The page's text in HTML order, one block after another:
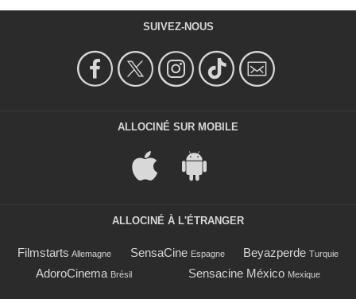
SUIVEZ-NOUS
ALLOCINÉ SUR MOBILE
ALLOCINÉ À L'ÉTRANGER
Filmstarts Allemagne SensaCine Espagne Beyazperde Turquie
AdoroCinema Brésil Sensacine México Mexique